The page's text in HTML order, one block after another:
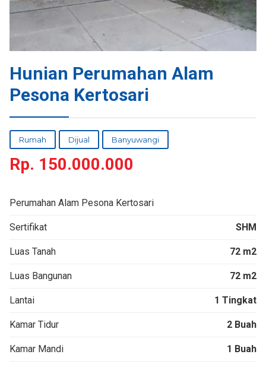
Hunian Perumahan Alam
Pesona Kertosari
Rumah Dijual Banyuwangi
Rp. 150.000.000
Perumahan Alam Pesona Kertosari
Sertifikat SHM
Luas Tanah 72 m2
Luas Bangunan 72 m2
Lantai 1 Tingkat
Kamar Tidur 2 Buah
Kamar Mandi 1 Buah